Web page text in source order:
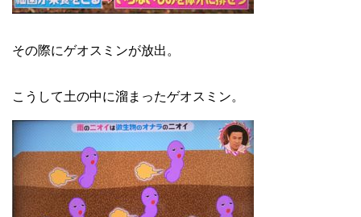
その際にゲオスミンが放出。
こうして土の中に溜まったゲオスミン。